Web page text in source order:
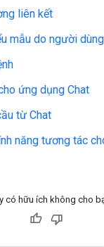
liên kết
mẫu do người
ứng dụng Chat
từ Chat
năng tương tác
có hữu ích không cho